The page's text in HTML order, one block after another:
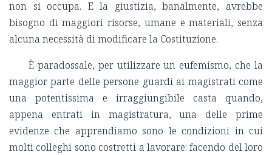
non si occupa. E la giustizia, banalmente, avrebbe
bisogno di maggiori risorse, umane e materiali, senza
alcuna necessità di modificare la Costituzione.
È paradossale, per utilizzare un eufemismo, che la
maggior parte delle persone guardi ai magistrati come
una potentissima e irraggiungibile casta quando,
appena entrati in magistratura, una delle prime
evidenze che apprendiamo sono le condizioni in cui
molti colleghi sono costretti a lavorare: facendo del loro